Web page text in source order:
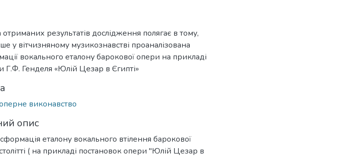
результатів дослідження полягає в тому,
у вітчизняному музикознавстві проаналізована
вокального еталону барокової опери на прикладі
Г.Ф. Генделя «Юлій Цезар в Єгипті»
виконавство
опис
еталону вокального втілення барокової
( на прикладі постановок опери "Юлій Цезар в